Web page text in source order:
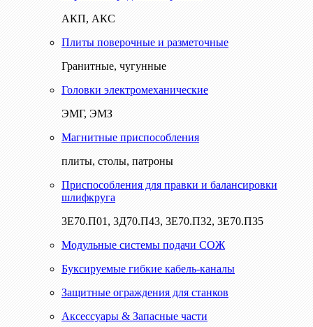
АКП, АКС
Плиты поверочные и разметочные
Гранитные, чугунные
Головки электромеханические
ЭМГ, ЭМЗ
Магнитные приспособления
плиты, столы, патроны
Приспособления для правки и балансировки
шлифкруга
3Е70.П01, 3Д70.П43, 3Е70.П32, 3Е70.П35
Модульные системы подачи СОЖ
Буксируемые гибкие кабель-каналы
Защитные ограждения для станков
Аксессуары & Запасные части